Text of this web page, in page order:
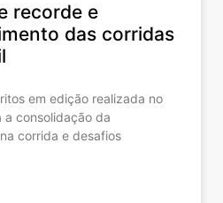
recorde e
das corridas
em edição realizada no
a consolidação da
corrida e desafios